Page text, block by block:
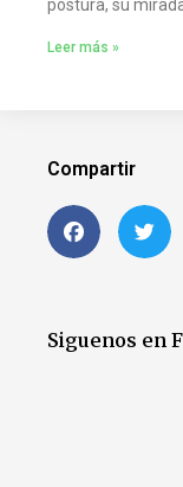
postura, su
Leer más »
Compartir
Siguenos en